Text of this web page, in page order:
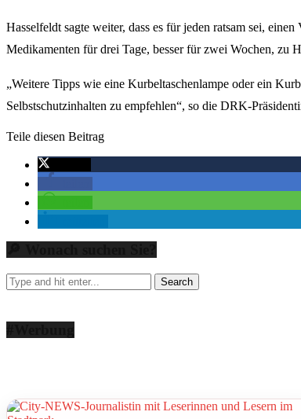
Hasselfeldt sagte weiter, dass es für jeden ratsam sei,
Medikamenten für drei Tage, besser für zwei Wochen, zu
„Weitere Tipps wie eine Kurbeltaschenlampe oder ein
Selbstschutzinhalten zu empfehlen“, so die DRK-
Teile diesen Beitrag